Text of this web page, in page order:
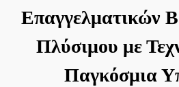
Επαγγελματικών
Πλύσιμου με
Παγκόσμια